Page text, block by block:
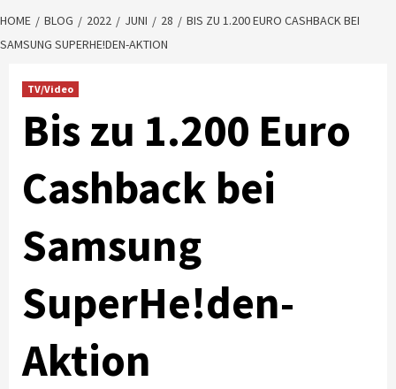
HOME BLOG 2022 JUNI 28
BIS ZU 1.200 EURO CASHBACK BEI
SAMSUNG SUPERHE!DEN-AKTION
TV/Video
Bis zu 1.200 Euro
Cashback bei
Samsung
SuperHe!den-
Aktion